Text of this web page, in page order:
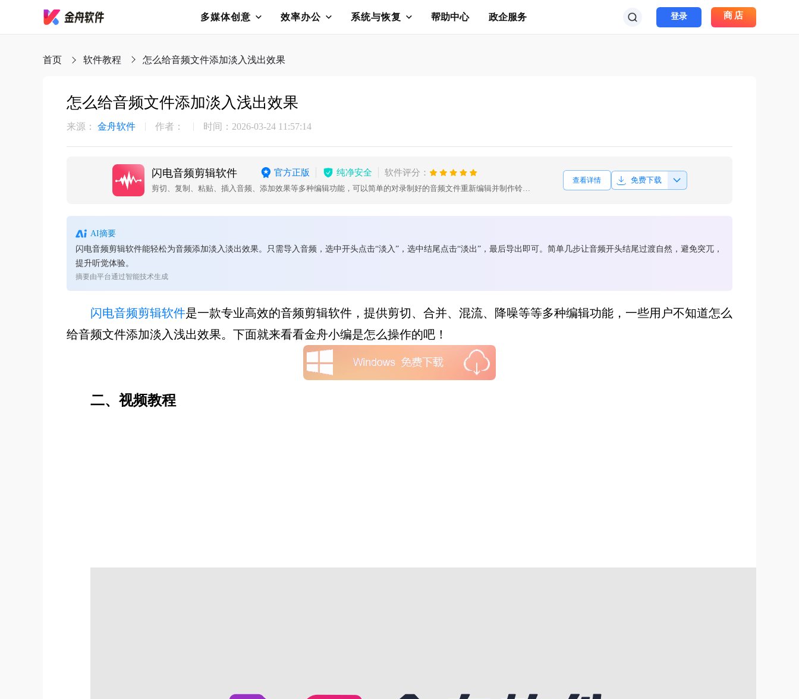
多媒体创意 效率办公 系统与恢复 帮助中心 政企服务 登录 商店
首页 软件教程 怎么给音频文件添加淡入浅出效果
怎么给音频文件添加淡入浅出效果
来源： 金舟软件 作者： 时间：2026-03-24 11:57:14
闪电音频剪辑软件 官方正版 纯净安全 软件评分：
剪切、复制、粘贴、插入音频、添加效果等多种编辑功能，可以简单的对录制好的音频文件重新编辑并制作铃声，为您的生活增添了独特的个性。
查看详情 免费下载
AI摘要
闪电音频剪辑软件能轻松为音频添加淡入淡出效果。只需导入音频，选中开头点击“淡入”，选中结尾点击“淡出”，最后导出即可。简单几步让音频开头结尾过渡自然，避免突兀，
提升听觉体验。
摘要由平台通过智能技术生成
闪电音频剪辑软件是一款专业高效的音频剪辑软件，提供剪切、合并、混流、降噪等等多种编辑功能，一些用户不知道怎么
给音频文件添加淡入浅出效果。下面就来看看金舟小编是怎么操作的吧！
二、视频教程